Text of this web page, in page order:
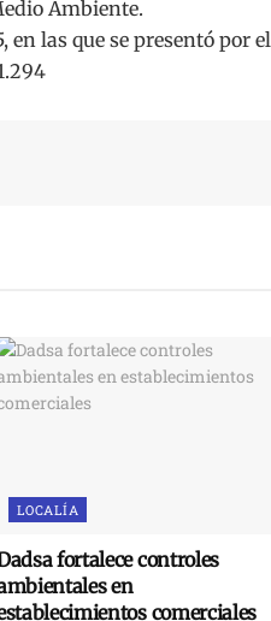
Ambiente.
en las que se presentó por el
LOCALÍA
fortalece controles
en
comerciales